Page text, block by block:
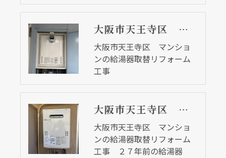
大阪市天王寺区 マンションの給湯器取替リフォーム工事
大阪市天王寺区 マンショ
ンの給湯器取替リフォーム
工事
大阪市天王寺区 マンションの給湯器取替リフォーム工事 ２７年前の給湯器
大阪市天王寺区 マンショ
ンの給湯器取替リフォーム
工事 ２７年前の給湯器